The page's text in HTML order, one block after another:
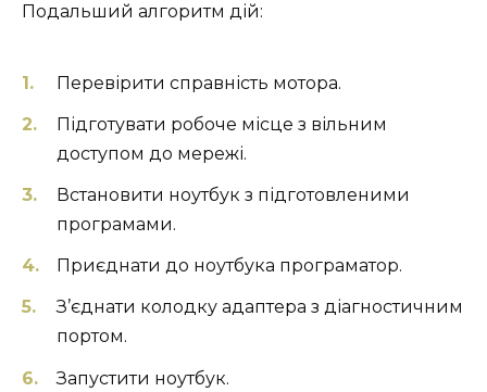
Подальший алгоритм дій:
Перевірити справність мотора.
Підготувати робоче місце з вільним
доступом до мережі.
Встановити ноутбук з підготовленими
програмами.
Приєднати до ноутбука програматор.
З’єднати колодку адаптера з діагностичним
портом.
Запустити ноутбук.